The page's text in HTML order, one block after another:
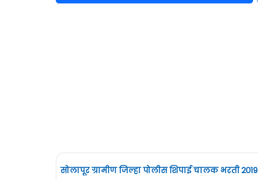
सोलापूर ग्रामीण जिल्हा पोलीस शिपाई चालक भरती 2019